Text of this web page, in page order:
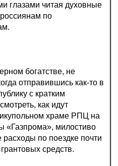
глазами читая духовные
по
богатстве, не
отправившись как-то в
с кратким
как идут
храме РПЦ на
«Газпрома», милостиво
расходы по поездке почти
средств.